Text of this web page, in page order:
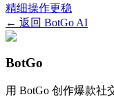
精细操作更稳
← 返回 BotGo AI
BotGo
用 BotGo 创作爆款社